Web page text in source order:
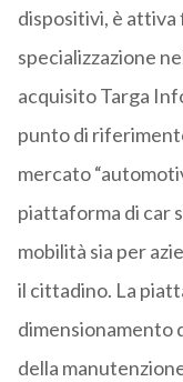
dispositivi, è attiva
specializzazione
acquisito Targa
punto di
mercato
piattaforma di car
mobilità sia per
il cittadino. La
dimensionamento
della